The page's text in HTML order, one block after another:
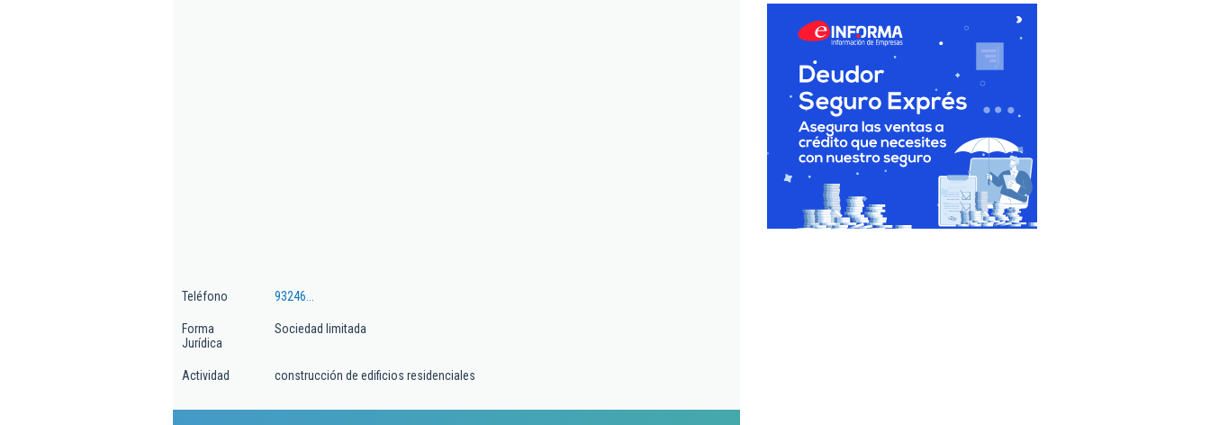
Teléfono 93246...
Forma
Jurídica
Sociedad limitada
Actividad construcción de edificios residenciales